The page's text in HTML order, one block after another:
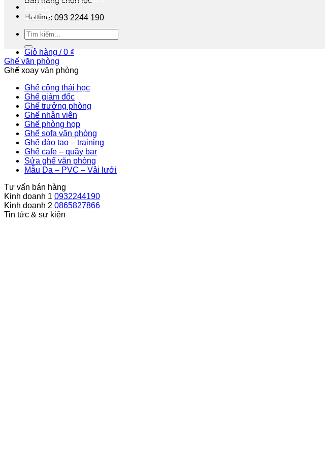
Hotline: 093 2244 190
Tư vấn miễn phí
Giỏ hàng /0 ₫
Liên hệ
Ghế văn phòng
Ghế xoay văn phòng
Ghế công thái học
Ghế giám đốc
Ghế trưởng phòng
Ghế nhân viên
Ghế phòng họp
Ghế sofa văn phòng
Ghế đào tạo – training
Ghế cafe – quầy bar
Sửa ghế văn phòng
Mẫu Da – PVC – Vải lưới
Tư vấn bán hàng
Kinh doanh 1 0932244190
Kinh doanh 2 0865827866
Tin tức & sự kiện